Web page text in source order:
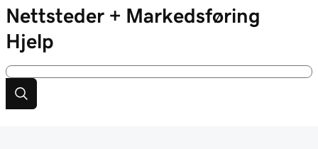
Nettsteder + Markedsføring
Hjelp